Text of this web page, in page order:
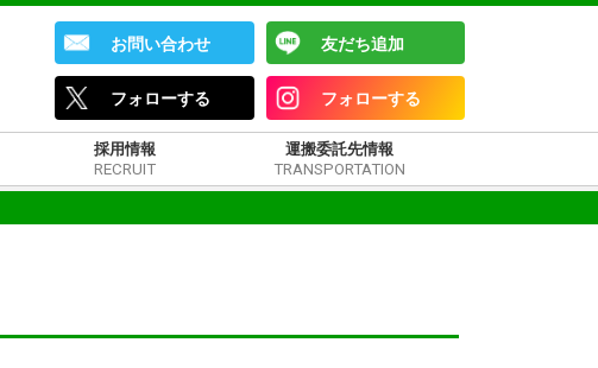
お問い合わせ 友だち追加
フォローする フォローする
採用情報
RECRUIT
運搬委託先情報
TRANSPORTATION